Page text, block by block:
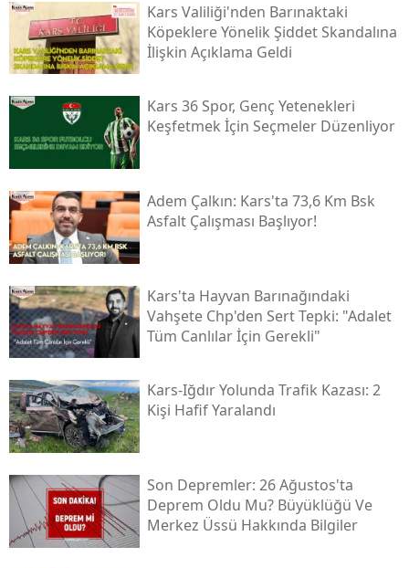
Sakarya
Samsun
Sinop
Tekirdağ
Tunceli
Uşak
Zonguldak
Kars Valiliği'nden Barınaktaki
Köpeklere Yönelik Şiddet Skandalına
İlişkin Açıklama Geldi
Kars 36 Spor, Genç Yetenekleri
Keşfetmek İçin Seçmeler Düzenliyor
Adem Çalkın: Kars'ta 73,6 Km Bsk
Asfalt Çalışması Başlıyor!
Kars'ta Hayvan Barınağındaki
Vahşete Chp'den Sert Tepki: "adalet
Tüm Canlılar İçin Gerekli"
Kars-Iğdır Yolunda Trafik Kazası: 2
Kişi Hafif Yaralandı
Son Depremler: 26 Ağustos'ta
Deprem Oldu Mu? Büyüklüğü Ve
Merkez Üssü Hakkında Bilgiler